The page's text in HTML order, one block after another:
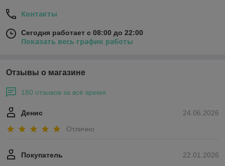
Контакты
Сегодня работает с 08:00 до 22:00
Показать весь график работы
Отзывы о магазине
180 отзывов за всё время
24.06.2026
Денис
Отлично
22.01.2026
Покупатель